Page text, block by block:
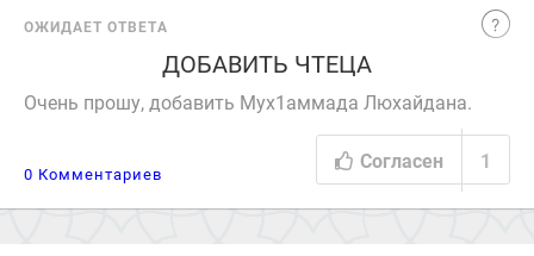
ОЖИДАЕТ ОТВЕТА
ДОБАВИТЬ ЧТЕЦА
Очень прошу, добавить Мух1аммада Люхайдана.
0 Комментариев
Согласен 1